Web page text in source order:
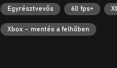
Egyrésztvevős 60 fps+
Xbox – mentés a felhőben